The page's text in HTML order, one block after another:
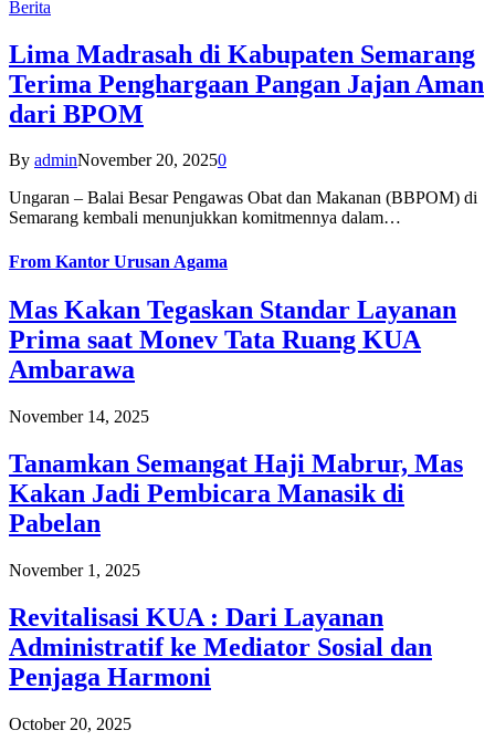
Berita
Lima Madrasah di Kabupaten Semarang
Terima Penghargaan Pangan Jajan Aman
dari BPOM
By adminNovember 20, 20250
Ungaran – Balai Besar Pengawas Obat dan Makanan (BBPOM) di
Semarang kembali menunjukkan komitmennya dalam…
From Kantor Urusan Agama
Mas Kakan Tegaskan Standar Layanan
Prima saat Monev Tata Ruang KUA
Ambarawa
November 14, 2025
Tanamkan Semangat Haji Mabrur, Mas
Kakan Jadi Pembicara Manasik di
Pabelan
November 1, 2025
Revitalisasi KUA : Dari Layanan
Administratif ke Mediator Sosial dan
Penjaga Harmoni
October 20, 2025